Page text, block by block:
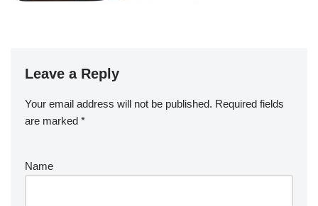
Leave a Reply
Your email address will not be published. Required fields
are marked *
Name